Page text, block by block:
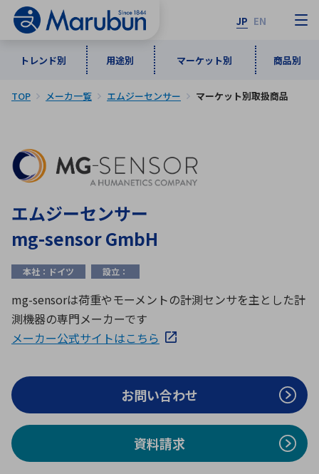
JP EN
トレンド別 用途別 マーケット別 商品別
トレンド別
インダストリアルDXソリューション
5G・Local 5G
ワイヤレス給電
ロボティクス（AI）
データセンタ・クラウド
ミリ波レーダー
用途別
通信・ネットワーク
監視・セキュリティ
計測・検出
品質管理・検査
接着・接合
製品製造・加工
マーケット別
自動車
民生
商品別
半導体・電子部品
ICTソリューション
レーザー・光学部品 組込コンピュータ
メーカ一覧
50音順
な行
は行
ら行
わ行
アルファベット順
B
M
N O
P
U
V W
X
TOP メーカ一覧 エムジーセンサー マーケット別取扱商品
エムジーセンサー
mg-sensor GmbH
本社：ドイツ 設立：
mg-sensorは荷重やモーメントの計測センサを主とした計
測機器の専門メーカーです
メーカー公式サイトはこちら
お問い合わせ
資料請求